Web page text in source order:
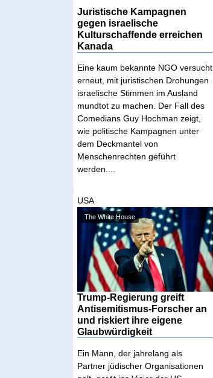
Juristische Kampagnen
gegen israelische
Kulturschaffende erreichen
Kanada
Eine kaum bekannte NGO versucht
erneut, mit juristischen Drohungen
israelische Stimmen im Ausland
mundtot zu machen. Der Fall des
Comedians Guy Hochman zeigt,
wie politische Kampagnen unter
dem Deckmantel von
Menschenrechten geführt
werden....
USA
The White House
Trump-Regierung greift
Antisemitismus-Forscher an
und riskiert ihre eigene
Glaubwürdigkeit
Ein Mann, der jahrelang als
Partner jüdischer Organisationen